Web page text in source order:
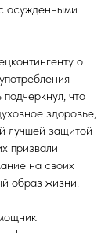
осужденными
о
что
здоровье,
лучшей защитой
призвали
на своих
образ жизни.